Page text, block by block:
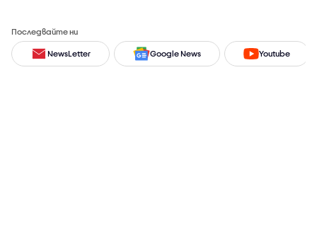
Последвайте ни
NewsLetter Google News Youtube